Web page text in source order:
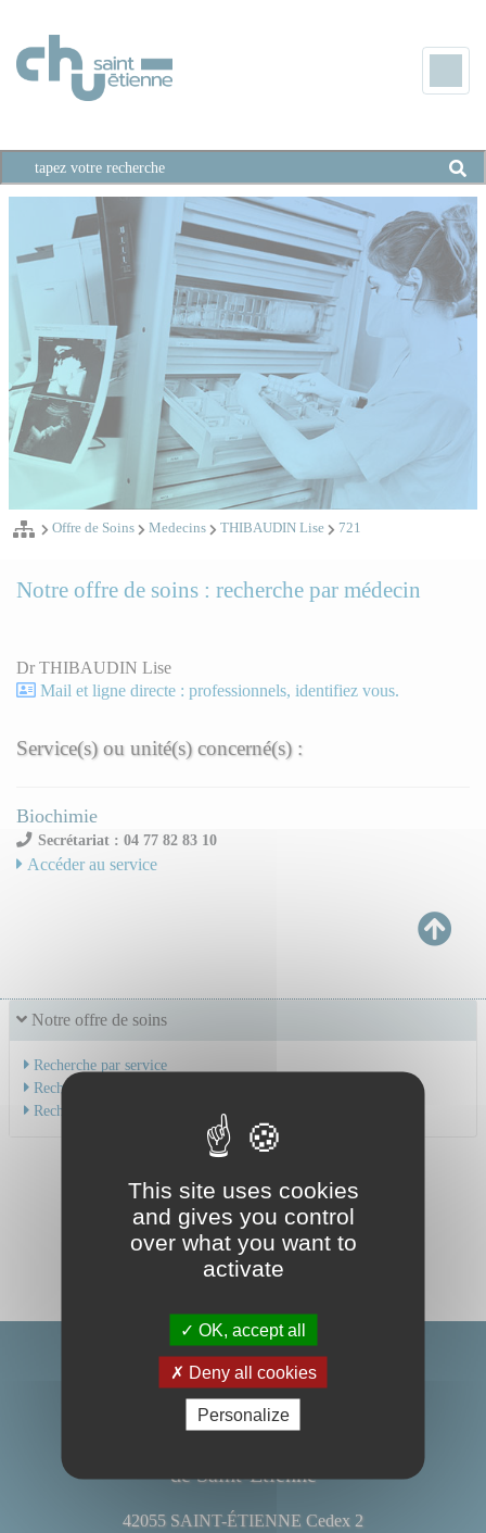
Offre de Soins Medecins THIBAUDIN Lise 721
Notre offre de soins
Recherche par service
Recherche par spécialité
Recherche par médecin
Notre offre de soins : recherche par médecin
Dr THIBAUDIN Lise
Mail et ligne directe : professionnels, identifiez vous.
Service(s) ou unité(s) concerné(s) :
Biochimie
Secrétariat : 04 77 82 83 10
Accéder au service
de Saint-Étienne
42055 SAINT-ÉTIENNE Cedex 2
This site uses cookies
and gives you control
over what you want to
activate
OK, accept all
Deny all cookies
Personalize